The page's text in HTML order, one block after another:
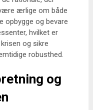
ærlige om både
opbygge og bevare
hvilket er
og sikre
robusthed.
og